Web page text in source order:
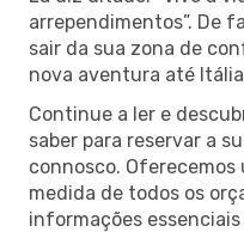
arrependimentos”. De
sair da sua zona de
nova aventura até
Continue a ler e
saber para reservar a
connosco. Oferecemos
medida de todos os
informações